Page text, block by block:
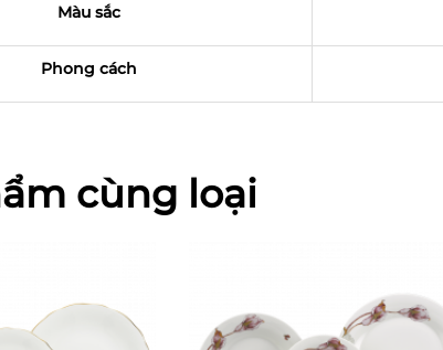
Màu sắc
Phong cách
cùng loại